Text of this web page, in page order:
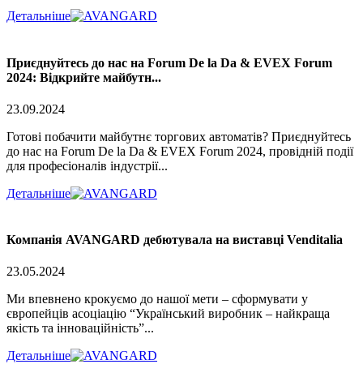
Детальніше
Приєднуйтесь до нас на Forum De la Da & EVEX Forum
2024: Відкрийте майбутн...
23.09.2024
Готові побачити майбутнє торгових автоматів? Приєднуйтесь
до нас на Forum De la Da & EVEX Forum 2024, провідній події
для професіоналів індустрії...
Детальніше
Компанія AVANGARD дебютувала на виставці Venditalia
23.05.2024
Ми впевнено крокуємо до нашої мети – сформувати у
європейців асоціацію “Український виробник – найкраща
якість та інноваційність”...
Детальніше